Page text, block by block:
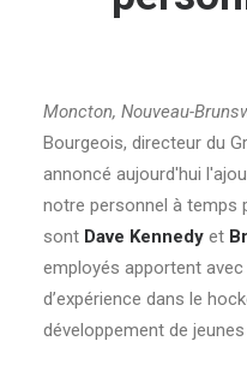
Moncton, Nouveau-
Bourgeois, directeur du
annoncé aujourd'hui
notre personnel à temps
sont Dave Kennedy et
employés apportent
d’expérience dans le
développement de